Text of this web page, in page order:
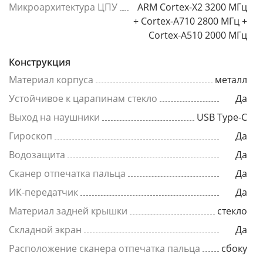
Микроархитектура ЦПУ
ARM Cortex-X2 3200 МГц
+ Cortex-A710 2800 МГц +
Cortex-A510 2000 МГц
Конструкция
Материал корпуса
металл
Устойчивое к царапинам стекло
Да
Выход на наушники
USB Type-C
Гироскоп
Да
Водозащита
Да
Сканер отпечатка пальца
Да
ИК-передатчик
Да
Материал задней крышки
стекло
Складной экран
Да
Расположение сканера отпечатка пальца
сбоку